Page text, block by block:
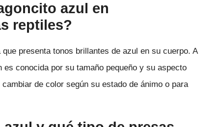
azul en
reptiles?
presenta tonos brillantes de azul en su cuerpo. A
conocida por su tamaño pequeño y su aspecto
de color según su estado de ánimo o para